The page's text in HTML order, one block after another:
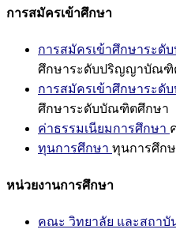
การสมัครเข้าศึกษา
การสมัครเข้าศึกษาระ
ศึกษาระดับปริญญาบัณฑิ
การสมัครเข้าศึกษาระดั
ศึกษาระดับบัณฑิตศึกษา
ค่าธรรมเนียมการศึกษา
ทุนการศึกษา ทุนการศึก
หน่วยงานการศึกษา
คณะ วิทยาลัย และสถาบั